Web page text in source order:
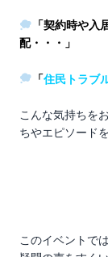
「契約時や入
配・・・」
「 住民トラブ
こんな気持ちを
ちやエピソード
このイベントで